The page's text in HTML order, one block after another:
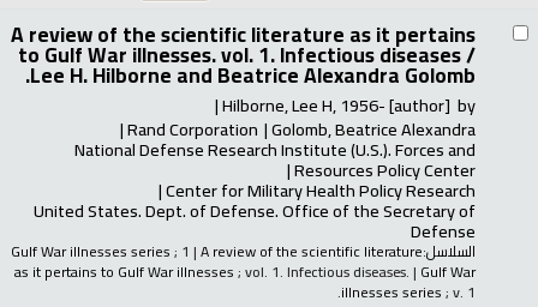
A review of the scientific literature as it pertains
to Gulf War illnesses. vol. 1. Infectious diseases /
Lee H. Hilborne and Beatrice Alexandra Golomb.
by
Hilborne, Lee H, 1956-[author]
Golomb, Beatrice Alexandra
Rand Corporation
National Defense Research Institute (U.S.). Forces and
Resources Policy Center
Center for Military Health Policy Research
United States. Dept. of Defense. Office of the Secretary of
Defense
السلاسل: Gulf War illnesses series; 1 |A review of the scientific literature
as it pertains to Gulf War illnesses; vol. 1. Infectious diseases.| Gulf War
illnesses series; v. 1.